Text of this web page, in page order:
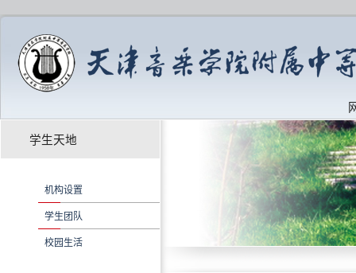
学生天地
机构设置
学生团队
校园生活